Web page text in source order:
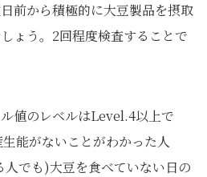
前から積極的に大豆製品を摂取
ょう。2回程度検査することで
値のレベルはLevel.4以上で
能がないことがわかった人
でも)大豆を食べていない日の